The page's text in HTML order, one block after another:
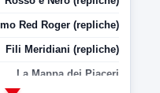
Red Roger (repliche)
Fili Meridiani (repliche)
La Mappa dei Piaceri